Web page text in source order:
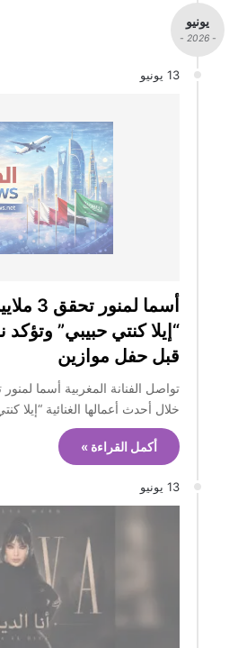
يونيو
- 2026 -
13 يونيو
أسما
“إيلا كنتي حبيبي”
قبل حفل موازين
تواصل الفنانة المغربية أسما
خلال أحدث أعمالها الغنائية “إيلا
أكمل القراءة »
13 يونيو